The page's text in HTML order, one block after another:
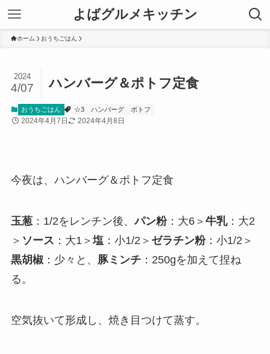
よばグルメキッチン
ホーム おうちごはん
ハンバーグ＆ポトフ定食
2024
4/07
おうちごはん ☆3 ハンバーグ ポトフ
2024年4月7日 2024年4月8日
今夜は、ハンバーグ＆ポトフ定食
玉葱：1/2をレンチン後、パン粉：大6＞ 牛乳：大2
＞ ソース ：大1＞ 塩 ：小1/2＞ ゼラチン粉：小1/2＞
黒胡椒 ：少々と、 豚ミンチ：250gを加えて捏ね
る。
空気抜いて形成し、焼き目つけて蒸す。